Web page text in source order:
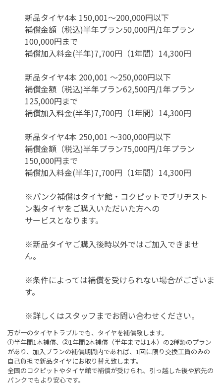
新品タイヤ4本 150,001～200,000円以下
補償金額（税込)半年プラン50,000円/1年プラン
100,000円まで
補償加入料金(半年)7,700円（1年間）14,300円
新品タイヤ4本 200,001 ～250,000円以下
補償金額（税込)半年プラン62,500円/1年プラン
125,000円まで
補償加入料金(半年)7,700円（1年間）14,300円
新品タイヤ4本 250,001 ～300,000円以下
補償金額（税込)半年プラン75,000円/1年プラン
150,000円まで
補償加入料金(半年)7,700円（1年間）14,300円
※パンク補償はタイヤ館・コクピットでブリヂスト
ン製タイヤをご購入いただいた方への
サービスとなります。
※新品タイヤご購入後時以外ではご加入できませ
ん。
※条件によっては補償を受けられない場合がございま
す。
※詳しくはスタッフまでお問い合わせください。
万が一のタイヤトラブルでも、タイヤを補償致します。
➀半年間1本補償、②1年間2本補償（半年までは1本）の2種類のプラン
があり、加入プランの補償期間内であれば、1回に限り交換工賃のみの
自己負担で新品タイヤにお取り替え致します。
全国のコクピットやタイヤ館で補償が受けられ、引っ越した後や旅先の
パンクでもより安心です。